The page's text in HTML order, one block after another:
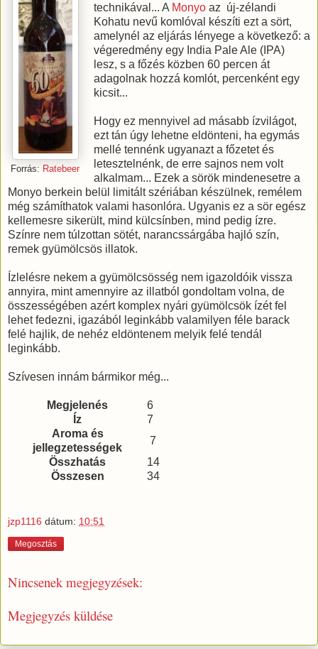
Forrás: Ratebeer
technikával... A Monyoaz új-zélandi
Kohatu nevű komlóval készíti ezt a sört,
amelynél az eljárás lényege a következő: a
végeredmény egy India Pale Ale (IPA)
lesz, s a főzés közben 60 percen át
adagolnak hozzá komlót, percenként egy
kicsit...
Hogy ez mennyivel ad másabb ízvilágot,
ezt tán úgy lehetne eldönteni, ha egymás
mellé tennénk ugyanazt a főzetet és
letesztelnénk, de erre sajnos nem volt
alkalmam... Ezek a sörök mindenesetre a
Monyo berkein belül limitált szériában készülnek, remélem
még számíthatok valami hasonlóra. Ugyanis ez a sör egész
kellemesre sikerült, mind külcsínben, mind pedig ízre.
Színre nem túlzottan sötét, narancssárgába hajló szín,
remek gyümölcsös illatok.
Ízlelésre nekem a gyümölcsösség nem igazoldóik vissza
annyira, mint amennyire az illatból gondoltam volna, de
összességében azért komplex nyári gyümölcsök ízét fel
lehet fedezni, igazából leginkább valamilyen féle barack
felé hajlik, de nehéz eldöntenem melyik felé tendál
leginkább.
Szívesen innám bármikor még...
Megjelenés
6
Íz
7
Aroma és
jellegzetességek
7
Összhatás
14
Összesen
34
jzp1116 dátum: 10:51
Megosztás
Nincsenek megjegyzések:
Megjegyzés küldése